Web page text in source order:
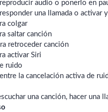
audio o ponerlo en
una llamada o activar
colgar
saltar canción
retroceder canción
activar Siri
ruido
entre la cancelación activa de
una canción, hacer una